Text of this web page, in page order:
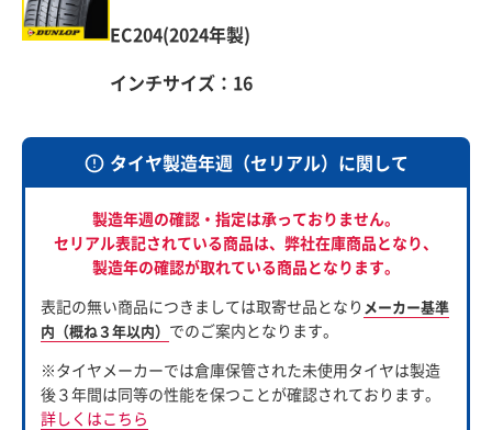
EC204(2024年製)
インチサイズ：16
タイヤ製造年週（セリアル）に関して
製造年週の確認・指定は承っておりません。
セリアル表記されている商品は、 弊社在庫商品となり、
製造年の確認が取れている商品となります。
表記の無い商品につきましては取寄せ品となり メーカー基準
内（概ね３年以内） でのご案内となります。
※タイヤメーカーでは倉庫保管された未使用タイヤは製造
後３年間は同等の性能を保つことが確認されております。
詳しくはこちら